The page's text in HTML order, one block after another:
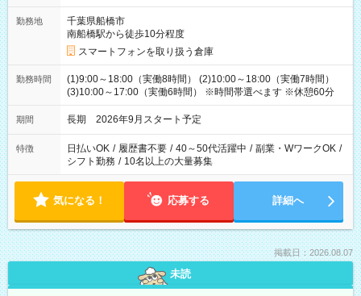
勤務地
千葉県船橋市
南船橋駅から徒歩10分程度
スマートフォンを取り扱う倉庫
勤務時間
(1)9:00～18:00（実働8時間） (2)10:00～18:00（実働7時間）
(3)10:00～17:00（実働6時間） ※時間帯選べます ※休憩60分
期間 長期 2026年9月スタート予定
特徴 日払いOK / 履歴書不要 / 40～50代活躍中 / 副業・WワークOK /
シフト勤務 / 10名以上の大量募集
気になる！ 応募する 詳細へ
掲載日：2026.08.07
未読